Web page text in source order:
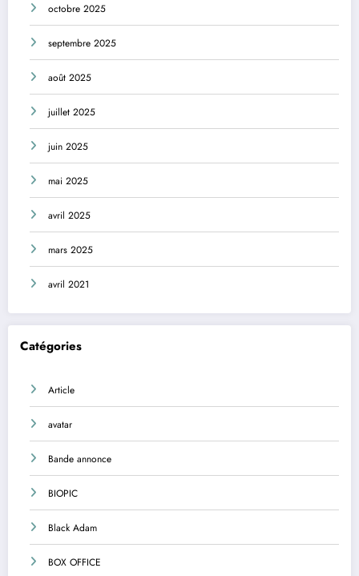
octobre 2025
septembre 2025
août 2025
juillet 2025
juin 2025
mai 2025
avril 2025
mars 2025
avril 2021
Catégories
Article
avatar
Bande annonce
BIOPIC
Black Adam
BOX OFFICE